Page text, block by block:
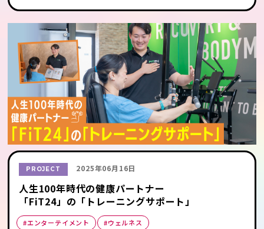
PROJECT 2025年06月16日
人生100年時代の健康パートナー
「FiT24」の「トレーニングサポート」
#エンターテイメント #ウェルネス